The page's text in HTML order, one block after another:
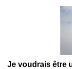
invitation à
pro
Je voudrais être